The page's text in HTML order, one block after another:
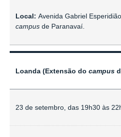
Local:Avenida Gabriel
campusde Paranavaí.
Loanda (Extensão docampus
23 de setembro, das 19h30 às